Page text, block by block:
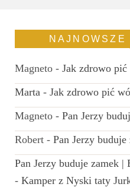
NAJNOWSZE
Magneto - Jak zdrowo pić
Marta - Jak zdrowo pić
Magneto - Pan Jerzy
Robert - Pan Jerzy buduje
Pan Jerzy buduje zamek
- Kamper z Nyski taty